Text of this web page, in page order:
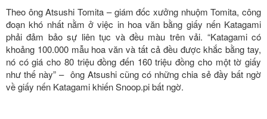
Theo ông Atsushi Tomita – giám đốc xưởng nhuộm Tomita, công
đoạn khó nhất nằm ở việc in hoa văn bằng giấy nến Katagami
phải đảm bảo sự liên tục và đều màu trên vải. “Katagami có
khoảng 100.000 mẫu hoa văn và tất cả đều được khắc bằng tay,
nó có giá cho 80 triệu đồng đến 160 triệu đồng cho một tờ giấy
như thế này” – ông Atsushi cũng có những chia sẻ đầy bất ngờ
về giấy nến Katagami khiến Snoop.pi bất ngờ.